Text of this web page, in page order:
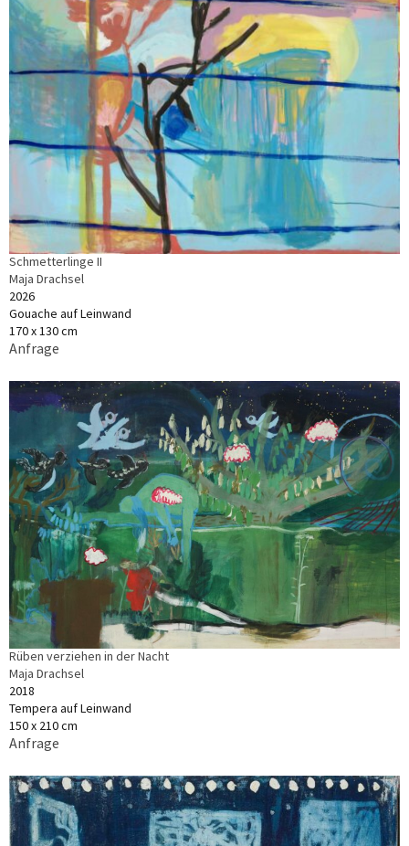
Schmetterlinge II
Maja Drachsel
2026
Gouache auf Leinwand
170 x 130 cm
Anfrage
Rüben verziehen in der Nacht
Maja Drachsel
2018
Tempera auf Leinwand
150 x 210 cm
Anfrage